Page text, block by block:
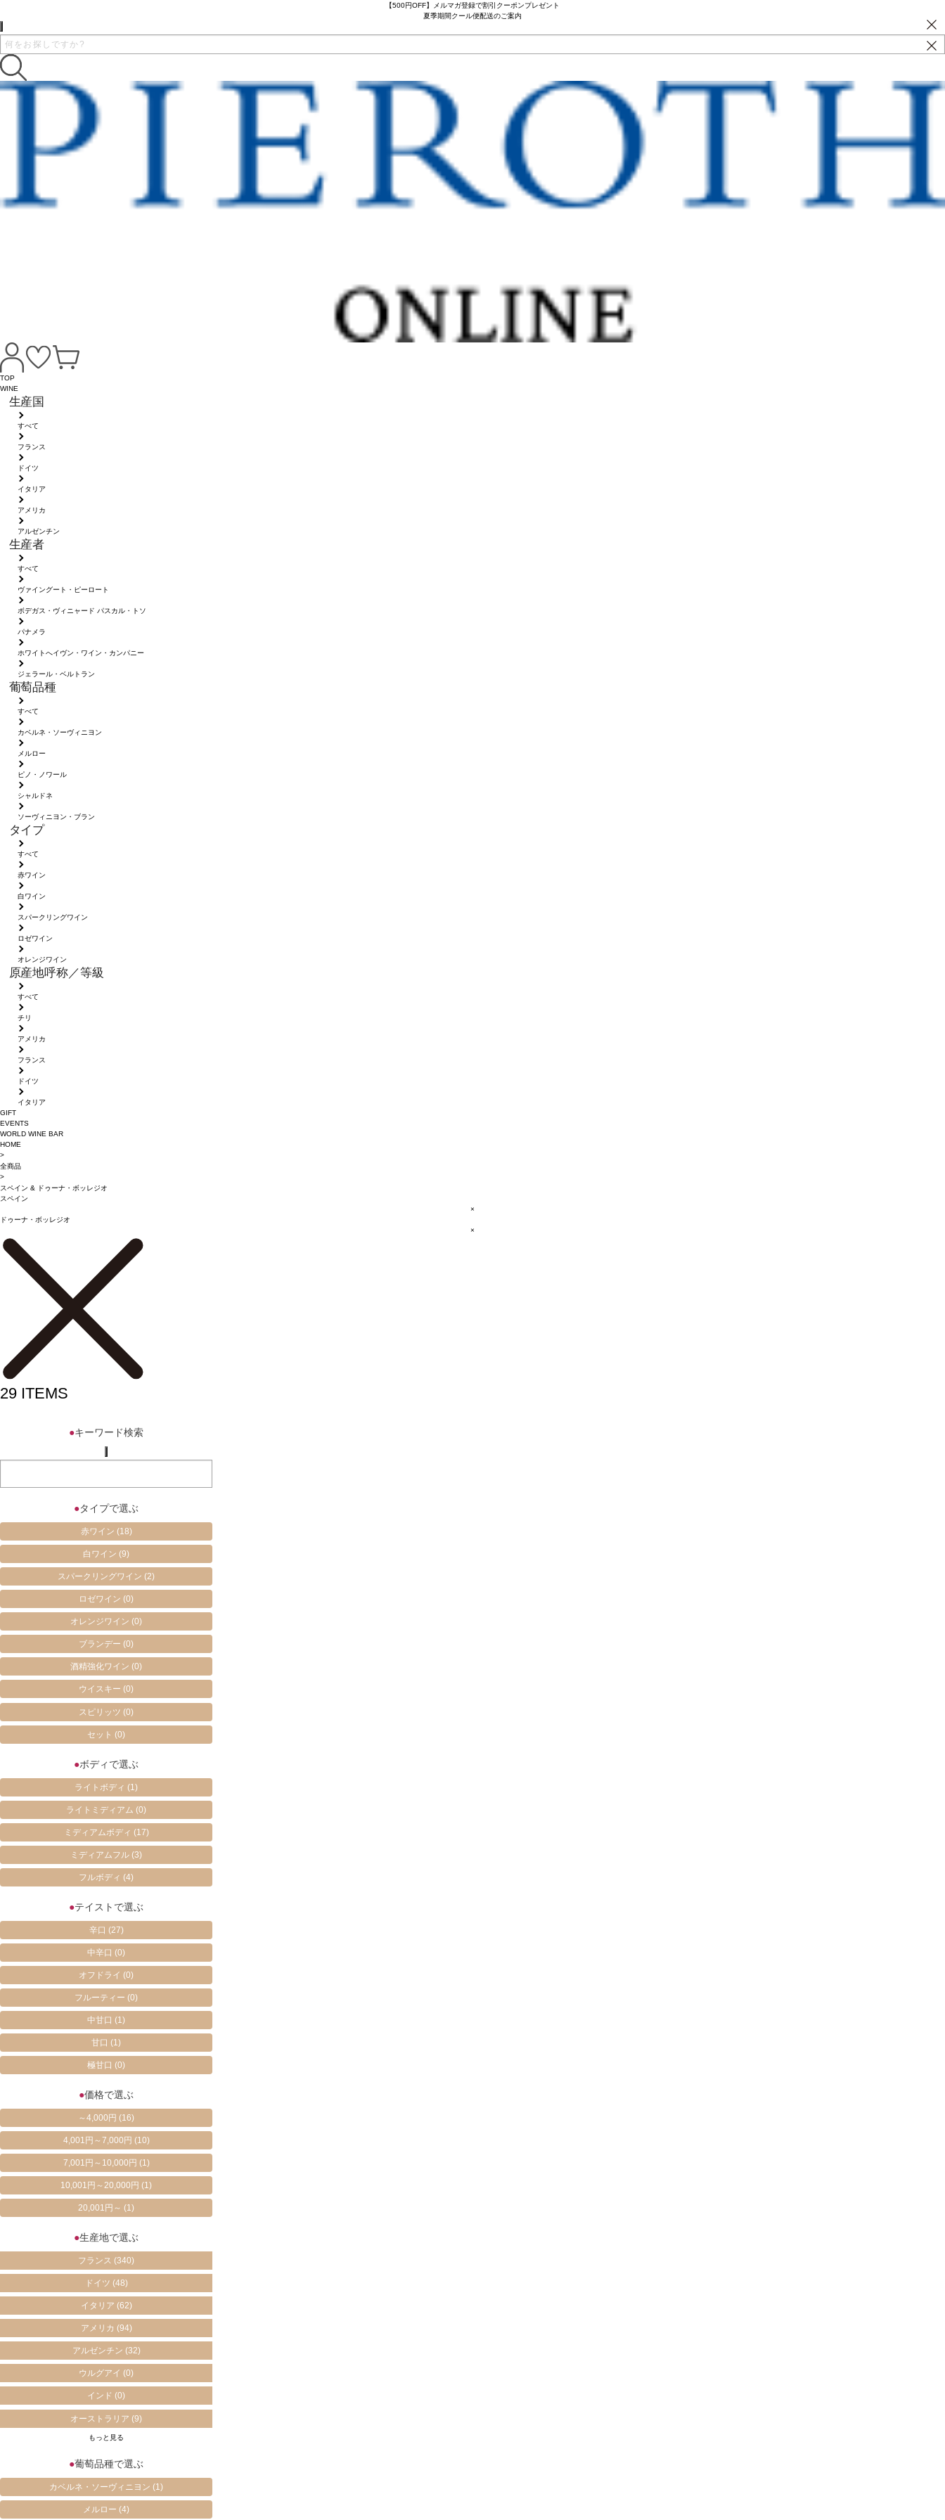
【500円OFF】メルマガ登録で割引クーポンプレゼント
夏季期間クール便配送のご案内
TOP
WINE
生産国
すべて
フランス
ドイツ
イタリア
アメリカ
アルゼンチン
生産者
すべて
ヴァイングート・ピーロート
ボデガス・ヴィニャード パスカル・トソ
パナメラ
ホワイトへイヴン・ワイン・カンパニー
ジェラール・ベルトラン
葡萄品種
すべて
カベルネ・ソーヴィニヨン
メルロー
ピノ・ノワール
シャルドネ
ソーヴィニヨン・ブラン
タイプ
すべて
赤ワイン
白ワイン
スパークリングワイン
ロゼワイン
オレンジワイン
原産地呼称／等級
すべて
チリ
アメリカ
フランス
ドイツ
イタリア
GIFT
EVENTS
WORLD WINE BAR
HOME
>
全商品
>
スペイン &
ドゥーナ・ボッレジオ
スペイン
×
ドゥーナ・ボッレジオ
×
29ITEMS
●キーワード検索
●タイプで選ぶ
赤ワイン (18)
白ワイン(9)
スパークリングワイン(2)
ロゼワイン(0)
オレンジワイン(0)
ブランデー(0)
酒精強化ワイン(0)
ウイスキー(0)
スピリッツ(0)
セット(0)
●ボディで選ぶ
ライトボディ(1)
ライトミディアム(0)
ミディアムボディ (17)
ミディアムフル(3)
フルボディ(4)
●テイストで選ぶ
辛口 (27)
中辛口(0)
オフドライ(0)
フルーティー(0)
中甘口(1)
甘口(1)
極甘口(0)
●価格で選ぶ
～4,000円(16)
4,001円～7,000円 (10)
7,001円～10,000円 (1)
10,001円～20,000円(1)
20,001円～(1)
●生産地で選ぶ
フランス(340)
ドイツ (48)
イタリア (62)
アメリカ (94)
アルゼンチン (32)
ウルグアイ(0)
インド(0)
オーストラリア(9)
もっと見る
●葡萄品種で選ぶ
カベルネ・ソーヴィニヨン(1)
メルロー(4)